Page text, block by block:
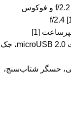
دوربین: دوربین اصلی 13 مگاپیکسل با دیافراگم f/2.2 و فوکوس
[1]
اتصالات: Wi-Fi 802.11 b/g/n، بلوتوث 5.0، پورت microUSB 2.0، جک
حسگر شتاب‌سنج،